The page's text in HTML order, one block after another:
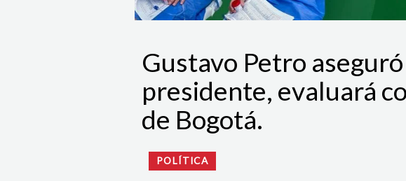
Gustavo Petro
presidente, evaluará
de Bogotá.
POLÍTICA